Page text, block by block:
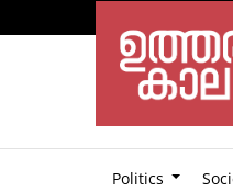
Politics